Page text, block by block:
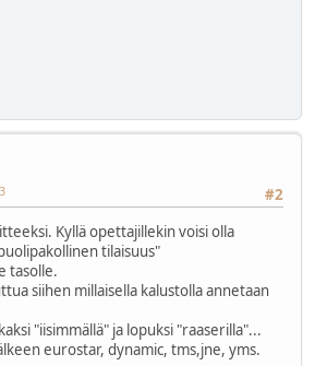
#2
Kyllä opettajillekin voisi olla
tilaisuus"
tasolle.
siihen millaisella kalustolla annetaan
"iisimmällä" ja lopuksi "raaserilla"...
eurostar, dynamic, tms,jne, yms.